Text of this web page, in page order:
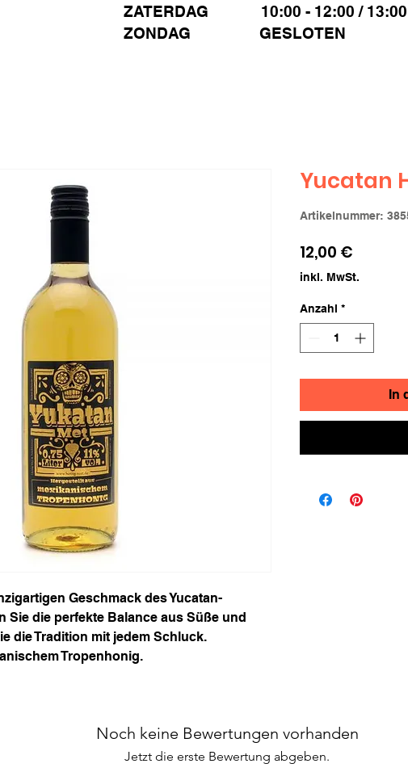
ZATERDAG 10:00 - 12:00 / 13:00
ZONDAG GESLOTEN
Geschmack des Yucatan-
Sie die perfekte Balance aus Süße und
die Tradition mit jedem Schluck.
Tropenhonig.
Yucatan
Artikelnummer:
12,00 €
inkl. MwSt.
Anzahl *
In
Noch keine Bewertungen vorhanden
Jetzt die erste Bewertung abgeben.